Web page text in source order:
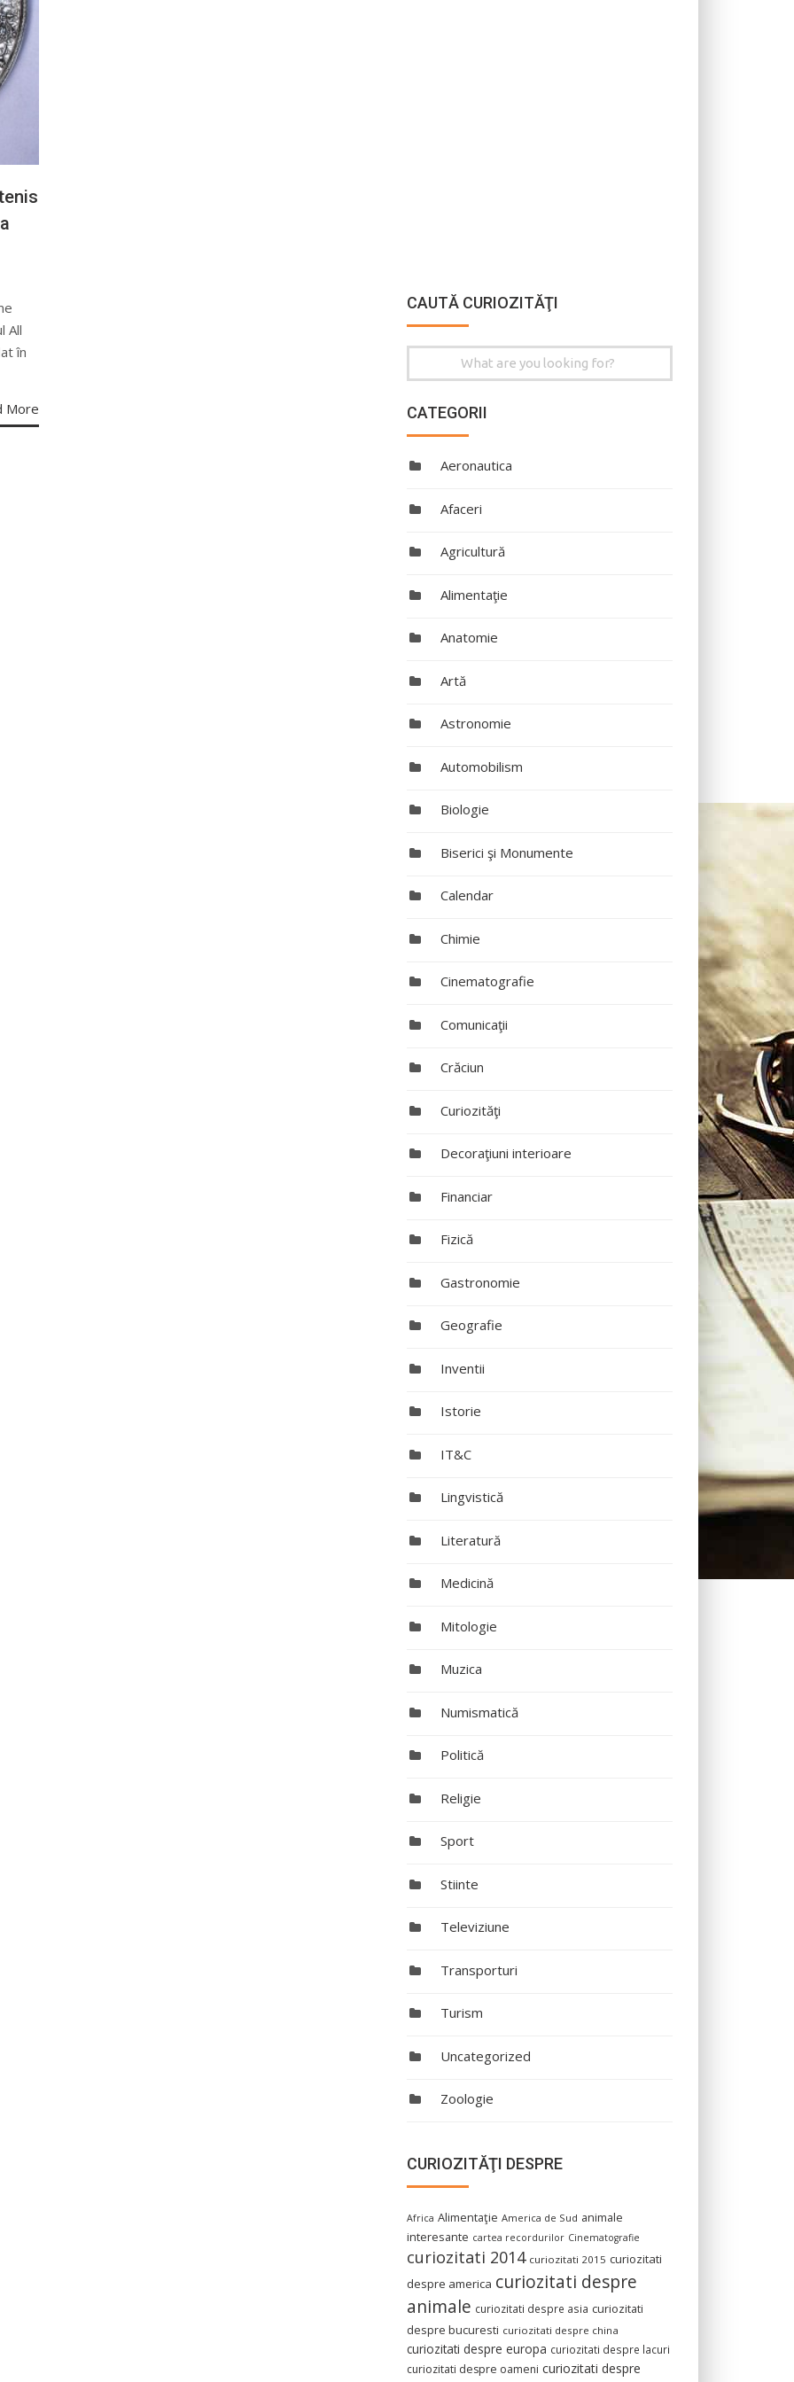
All
în
More
CAUTĂ CURIOZITĂŢI
Search
CATEGORII
Aeronautica
Afaceri
Agricultură
Alimentaţie
Anatomie
Artă
Astronomie
Automobilism
Biologie
Biserici şi Monumente
Calendar
Chimie
Cinematografie
Comunicaţii
Crăciun
Curiozităţi
Decoraţiuni interioare
Financiar
Fizică
Gastronomie
Geografie
Inventii
Istorie
IT&C
Lingvistică
Literatură
Medicină
Mitologie
Muzica
Numismatică
Politică
Religie
Sport
Stiinte
Televiziune
Transporturi
Turism
Uncategorized
Zoologie
CURIOZITĂŢI DESPRE
Africa Alimentaţie America de Sud animale
interesante cartea recordurilor Cinematografie
curiozitati 2014 curiozitati 2015 curiozitati
despre america curiozitati despre
animale curiozitati despre asia curiozitati
despre bucuresti curiozitati despre china
curiozitati despre europa curiozitati despre lacuri
curiozitati despre oameni curiozitati despre